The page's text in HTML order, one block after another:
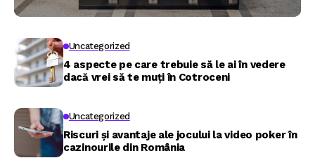
Uncategorized
4 aspecte pe care trebuie să le ai în vedere
dacă vrei să te muți în Cotroceni
Uncategorized
Riscuri și avantaje ale jocului la video poker în
cazinourile din România